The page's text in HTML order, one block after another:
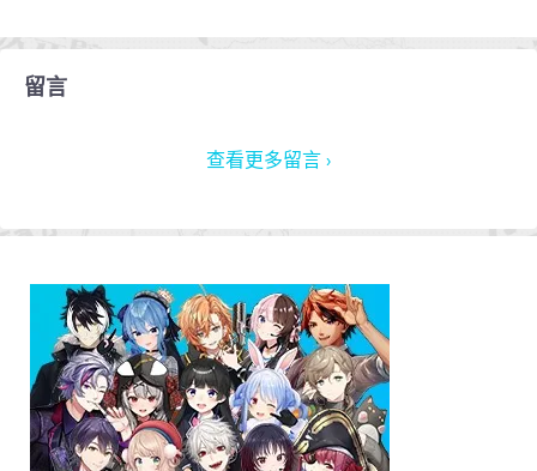
留言
查看更多留言 ›